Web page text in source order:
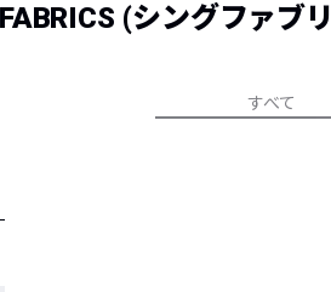
コーディネート
(シングファブ
すべて